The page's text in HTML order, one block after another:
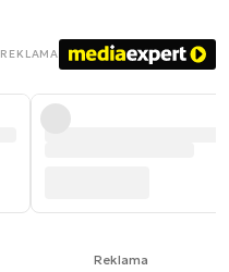
REKLAMA
Reklama